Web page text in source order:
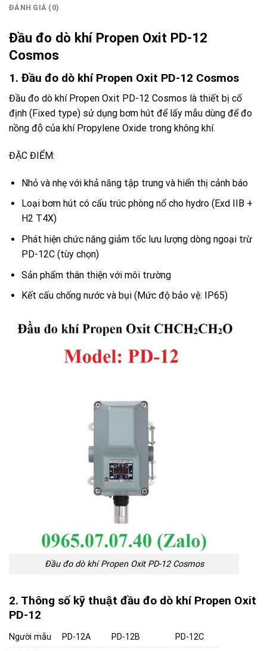
ĐÁNH GIÁ (0)
Đầu đo dò khí Propen Oxit PD-12
Cosmos
1. Đầu đo dò khí Propen Oxit PD-12 Cosmos
Đầu đo dò khí Propen Oxit PD-12 Cosmos là thiết bị cố
định (Fixed type) sử dụng bơm hút để lấy mẫu dùng để đo
nồng độ của khí Propylene Oxide trong không khí.
ĐẶC ĐIỂM:
Nhỏ và nhẹ với khả năng tập trung và hiển thị cảnh báo
Loại bơm hút có cấu trúc phòng nổ cho hydro (Exd IIB +
H2 T4X)
Phát hiện chức năng giảm tốc lưu lượng dòng ngoại trừ
PD-12C (tùy chọn)
Sản phẩm thân thiện với môi trường
Kết cấu chống nước và bụi (Mức độ bảo vệ: IP65)
Đầu đo dò khí Propen Oxit PD-12 Cosmos
2. Thông số kỹ thuật đầu đo dò khí Propen Oxit
PD-12
Người mẫu PD-12A PD-12B
PD-12C